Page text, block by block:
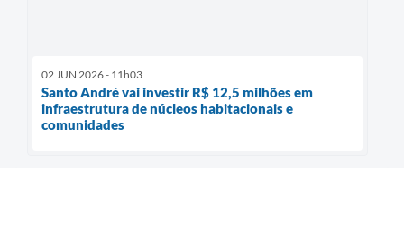
02 JUN 2026 - 11h03
Santo André vai investir R$ 12,5 milhões em
infraestrutura de núcleos habitacionais e
comunidades